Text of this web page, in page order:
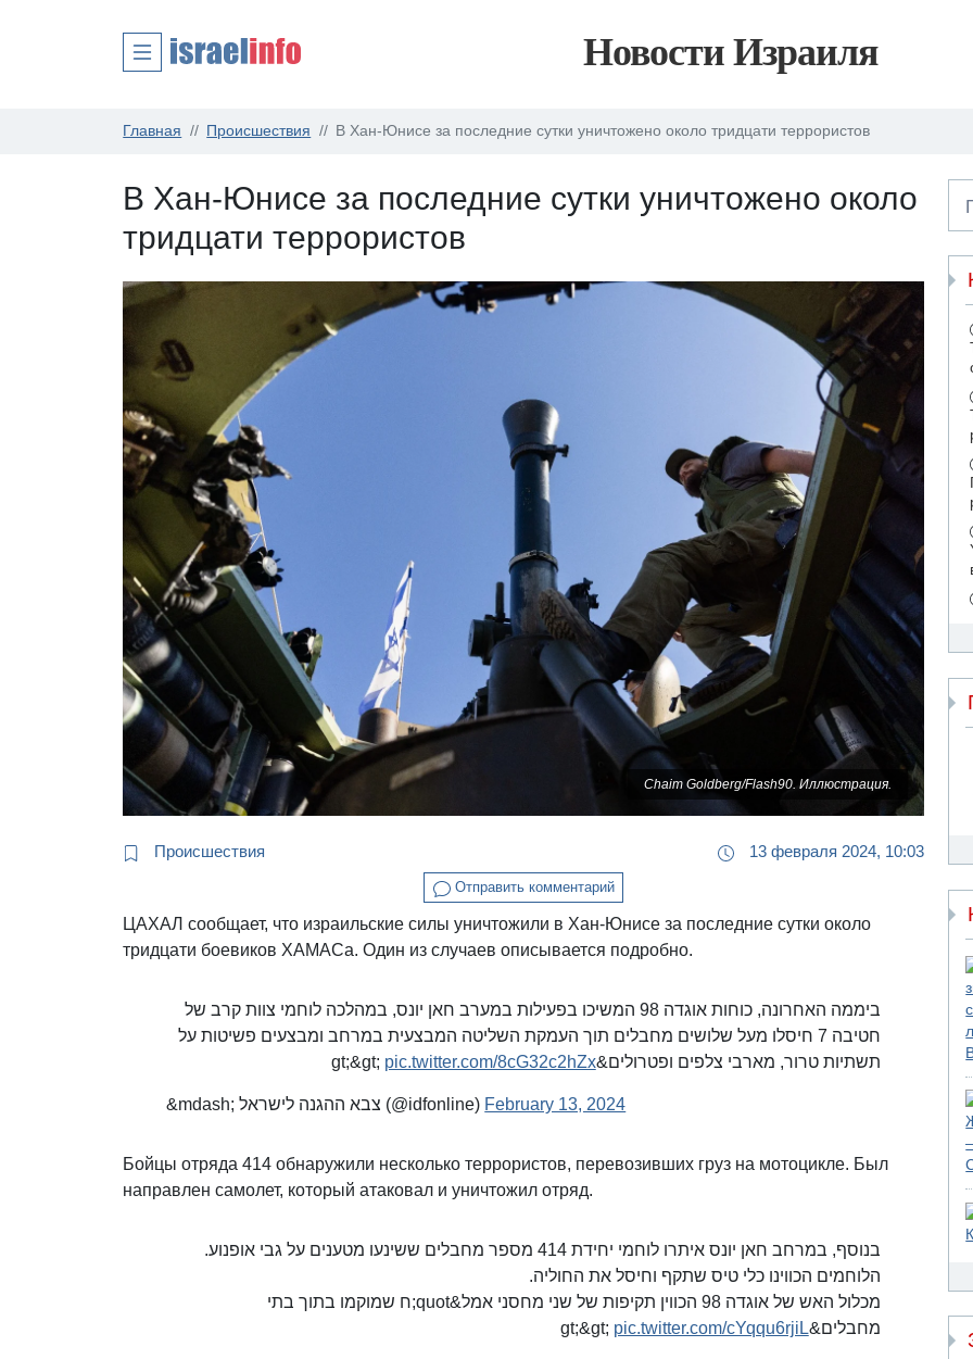
Новости Израиля
Главная Происшествия В Хан-Юнисе за последние сутки уничтожено около тридцати террористов
В Хан-Юнисе за последние сутки уничтожено около
тридцати террористов
Chaim Goldberg/Flash90. Иллюстрация.
Происшествия 13 февраля 2024, 10:03
Отправить комментарий
ЦАХАЛ сообщает, что израильские силы уничтожили в Хан-Юнисе за последние сутки около
тридцати боевиков ХАМАСа. Один из случаев описывается подробно.
ביממה האחרונה, כוחות אוגדה 98 המשיכו בפעילות במערב חאן יונס, במהלכה לוחמי צוות קרב של
חטיבה 7 חיסלו מעל שלושים מחבלים תוך העמקת השליטה המבצעית במרחב ומבצעים פשיטות על
תשתיות טרור, מארבי צלפים ופטרולים&gt;&gt;pic.twitter.com/8cG32c2hZx
&mdash; צבא ההגנה לישראל (@idfonline) February 13, 2024
Бойцы отряда 414 обнаружили несколько террористов, перевозивших груз на мотоцикле. Был
направлен самолет, который атаковал и уничтожил отряд.
בנוסף, במרחב חאן יונס איתרו לוחמי יחידת 414 מספר מחבלים ששינעו מטענים על גבי אופנוע.
הלוחמים הכווינו כלי טיס שתקף וחיסל את החוליה.
מכלול האש של אוגדה 98 הכווין תקיפות של שני מחסני אמל&quot;ח שמוקמו בתוך בתי
מחבלים&gt;&gt;pic.twitter.com/cYqqu6rjiL